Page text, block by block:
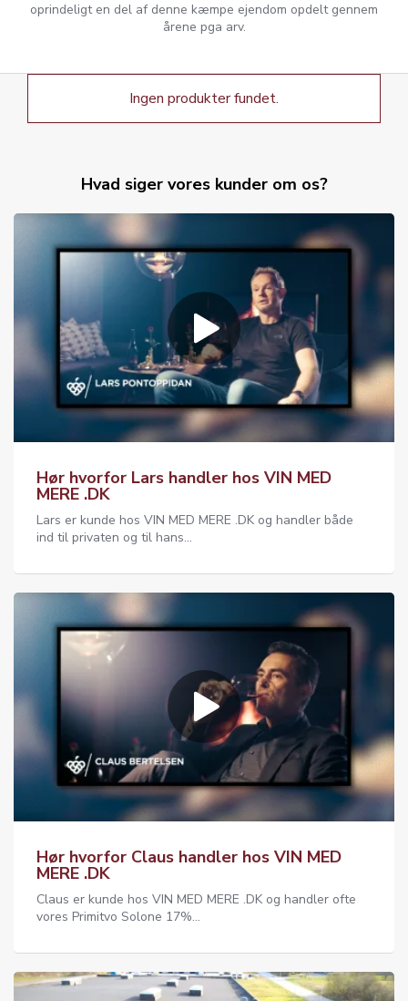
oprindeligt en del af denne kæmpe ejendom opdelt gennem
årene pga arv.
Ingen produkter fundet.
Hvad siger vores kunder om os?
Hør hvorfor Lars handler hos VIN MED
MERE .DK
Lars er kunde hos VIN MED MERE .DK og handler både
ind til privaten og til hans...
Hør hvorfor Claus handler hos VIN MED
MERE .DK
Claus er kunde hos VIN MED MERE .DK og handler ofte
vores Primitvo Solone 17%...